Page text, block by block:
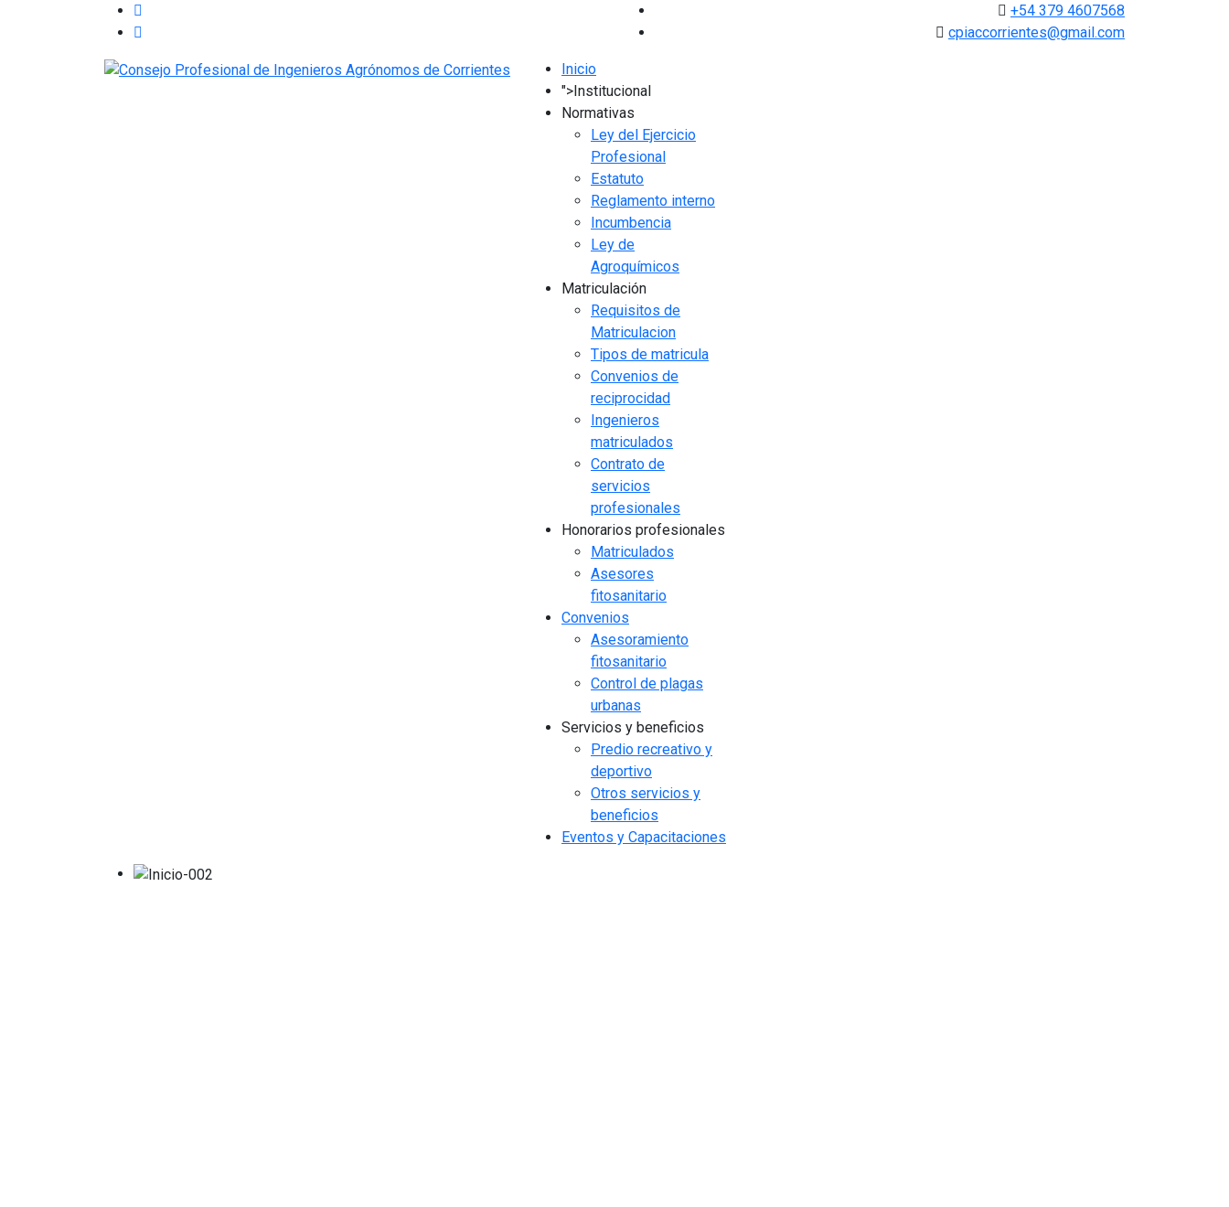
+54 379 4607568
cpiaccorrientes@gmail.com
Inicio
">Institucional
Normativas
Ley del Ejercicio
Profesional
Estatuto
Reglamento interno
Incumbencia
Ley de
Agroquímicos
Matriculación
Requisitos de
Matriculacion
Tipos de matricula
Convenios de
reciprocidad
Ingenieros
matriculados
Contrato de
servicios
profesionales
Honorarios profesionales
Matriculados
Asesores
fitosanitario
Convenios
Asesoramiento
fitosanitario
Control de plagas
urbanas
Servicios y beneficios
Predio recreativo y
deportivo
Otros servicios y
beneficios
Eventos y Capacitaciones